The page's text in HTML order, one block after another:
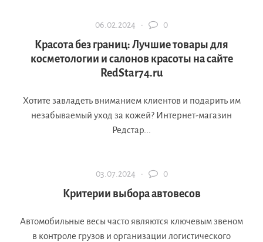
06.02.2024 · 0
Красота без границ: Лучшие товары для
косметологии и салонов красоты на сайте
RedStar74.ru
Хотите завладеть вниманием клиентов и подарить им
незабываемый уход за кожей? Интернет-магазин
Редстар...
03.07.2024 · 0
Критерии выбора автовесов
Автомобильные весы часто являются ключевым звеном
в контроле грузов и организации логистического